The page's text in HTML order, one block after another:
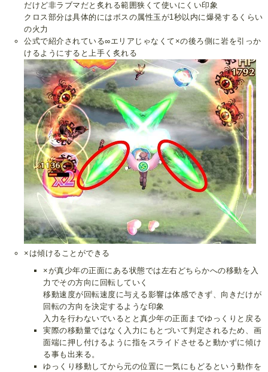
だけど非ラブマだと炙れる範囲狭くて使いにくい印象
クロス部分は具体的にはボスの属性玉が1秒以内に爆発するくらい
の火力
公式で紹介されている∞エリアじゃなくて×の後ろ側に岩を引っか
けるようにすると上手く炙れる
×は傾けることができる
×が真少年の正面にある状態では左右どちらかへの移動を入
力でその方向に回転していく
移動速度が回転速度に与える影響は体感できず、向きだけが
回転の方向を決定するような印象
入力を行わないでいるとと真少年の正面までゆっくりと戻る
実際の移動量ではなく入力にもとづいて判定されるため、画
面端に押し付けるように指をスライドさせると動かずに傾け
る事も出来る。
ゆっくり移動してから元の位置に一気にもどるという動作を